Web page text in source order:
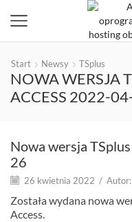
Start Newsy TSplus
NOWA WERSJA
ACCESS 2022-
Nowa wersja
26
26 kwietnia 2022 / Autor:
Została wydana nowa
Access.